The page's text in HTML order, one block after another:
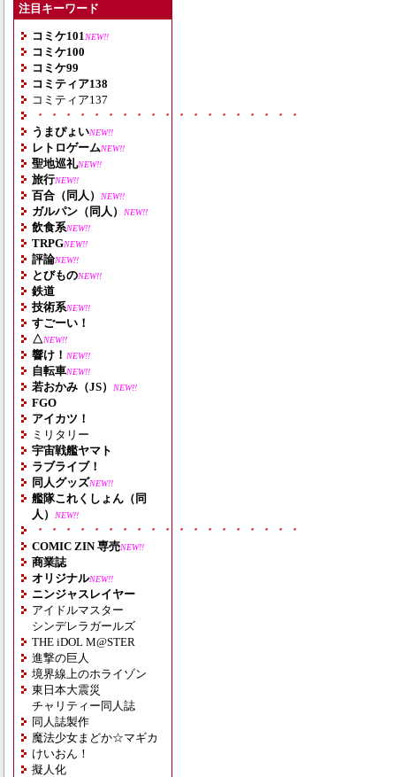
注目キーワード
コミケ101 NEW!!
コミケ100
コミケ99
コミティア138
コミティア137
・・・・・・・・・・・・・・・・・・・
うまぴょいNEW!!
レトロゲームNEW!!
聖地巡礼NEW!!
旅行NEW!!
百合（同人） NEW!!
ガルパン（同人） NEW!!
飲食系NEW!!
TRPGNEW!!
評論NEW!!
とびものNEW!!
鉄道
技術系NEW!!
すごーい！
△NEW!!
響け！ NEW!!
自転車NEW!!
若おかみ（JS） NEW!!
FGO
アイカツ！
ミリタリー
宇宙戦艦ヤマト
ラブライブ！
同人グッズNEW!!
艦隊これくしょん（同
人）
NEW!!
・・・・・・・・・・・・・・・・・・・
COMIC ZIN 専売NEW!!
商業誌
オリジナルNEW!!
ニンジャスレイヤー
アイドルマスター
シンデレラガールズ
THE iDOL M@STER
進撃の巨人
境界線上のホライゾン
東日本大震災
チャリティー同人誌
同人誌製作
魔法少女まどか☆マギカ
けいおん！
擬人化